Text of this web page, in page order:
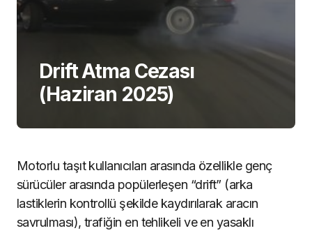
Drift Atma Cezası
(Haziran 2025)
Motorlu taşıt kullanıcıları arasında özellikle genç
sürücüler arasında popülerleşen “drift” (arka
lastiklerin kontrollü şekilde kaydırılarak aracın
savrulması), trafiğin en tehlikeli ve en yasaklı